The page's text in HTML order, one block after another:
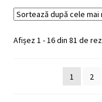
Afișez 1 - 16 din 81 de
1 2